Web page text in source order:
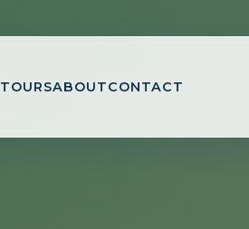
TOURSABOUTCONTACT